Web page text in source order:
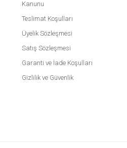
Kanunu
Teslimat Koşulları
Üyelik Sözleşmesi
Satış Sözleşmesi
Garanti ve İade Koşulları
Gizlilik ve Güvenlik